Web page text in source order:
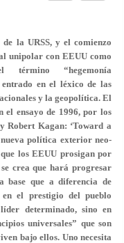
de la URSS, y el comienzo
unipolar con EEUU como
“hegemonía
entrado en el léxico de las
y la geopolítica. El
el ensayo de 1996, por los
Robert Kagan: ‘Toward a
política exterior neo-
que los EEUU prosigan por
crea que hará progresar
base que a diferencia de
en el prestigio del pueblo
determinado, sino en
universales” que son
bajo ellos. Uno necesita